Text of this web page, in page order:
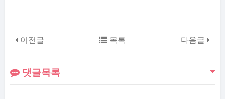
이전글 다음글
목록
댓글목록